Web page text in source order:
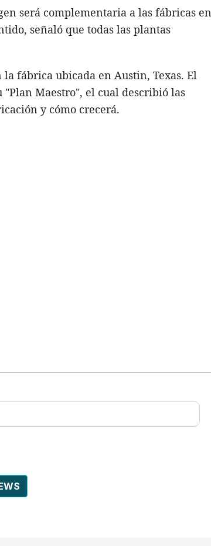
será complementaria a las fábricas en
señaló que todas las plantas
la fábrica ubicada en Austin, Texas. El
"Plan Maestro", el cual describió las
y cómo crecerá.